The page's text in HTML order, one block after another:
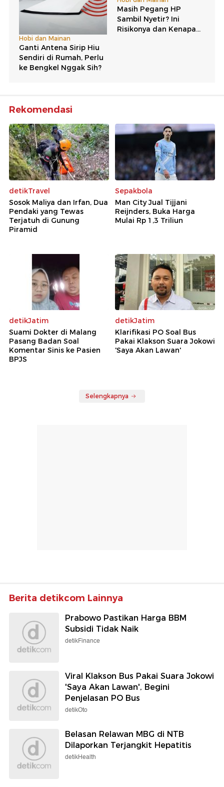
Rekomendasi
detikTravel
Sosok Maliya dan Irfan, Dua
Pendaki yang Tewas
Terjatuh di Gunung
Piramid
Sepakbola
Man City Jual Tijjani
Reijnders, Buka Harga
Mulai Rp 1,3 Triliun
detikJatim
Suami Dokter di Malang
Pasang Badan Soal
Komentar Sinis ke Pasien
BPJS
detikJatim
Klarifikasi PO Soal Bus
Pakai Klakson Suara Jokowi
'Saya Akan Lawan'
Selengkapnya
Berita detikcom Lainnya
Prabowo Pastikan Harga BBM
Subsidi Tidak Naik
detikFinance
Viral Klakson Bus Pakai Suara Jokowi
'Saya Akan Lawan', Begini
Penjelasan PO Bus
detikOto
Belasan Relawan MBG di NTB
Dilaporkan Terjangkit Hepatitis
detikHealth